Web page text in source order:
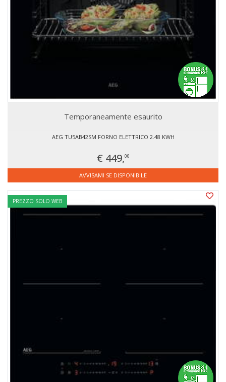
Temporaneamente esaurito
AEG TU5AB42SM FORNO ELETTRICO 2.48 KWH
€ 449,00
AVVISAMI SE DISPONIBILE
PREZZO SOLO WEB